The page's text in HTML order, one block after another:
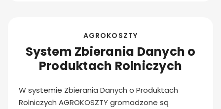
AGROKOSZTY
System Zbierania Danych o
Produktach Rolniczych
W systemie Zbierania Danych o Produktach
Rolniczych AGROKOSZTY gromadzone są